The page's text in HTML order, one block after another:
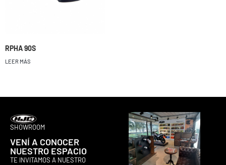
RPHA 90S
LEER MÁS
SHOWROOM
VENÍ A CONOCER
NUESTRO ESPACIO
TE INVITAMOS A NUESTRO